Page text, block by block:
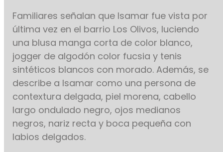
Familiares señalan que Isamar fue vista por
última vez en el barrio Los Olivos, luciendo
una blusa manga corta de color blanco,
jogger de algodón color fucsia y tenis
sintéticos blancos con morado. Además, se
describe a Isamar como una persona de
contextura delgada, piel morena, cabello
largo ondulado negro, ojos medianos
negros, nariz recta y boca pequeña con
labios delgados.